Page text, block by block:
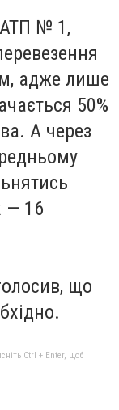
№ 1,
адже лише
50%
А через
— 16
що
Ctrl + Enter, щоб